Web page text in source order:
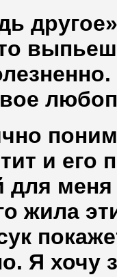
и его
жила
Я хочу